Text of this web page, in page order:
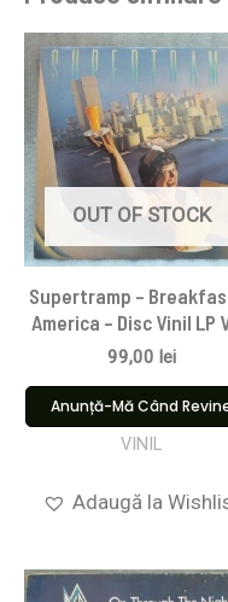
OUT OF STOCK
Supertramp –
America – Disc Vinil LP
99,00 lei
Anunță-Mă Când
VINIL
Adaugă la